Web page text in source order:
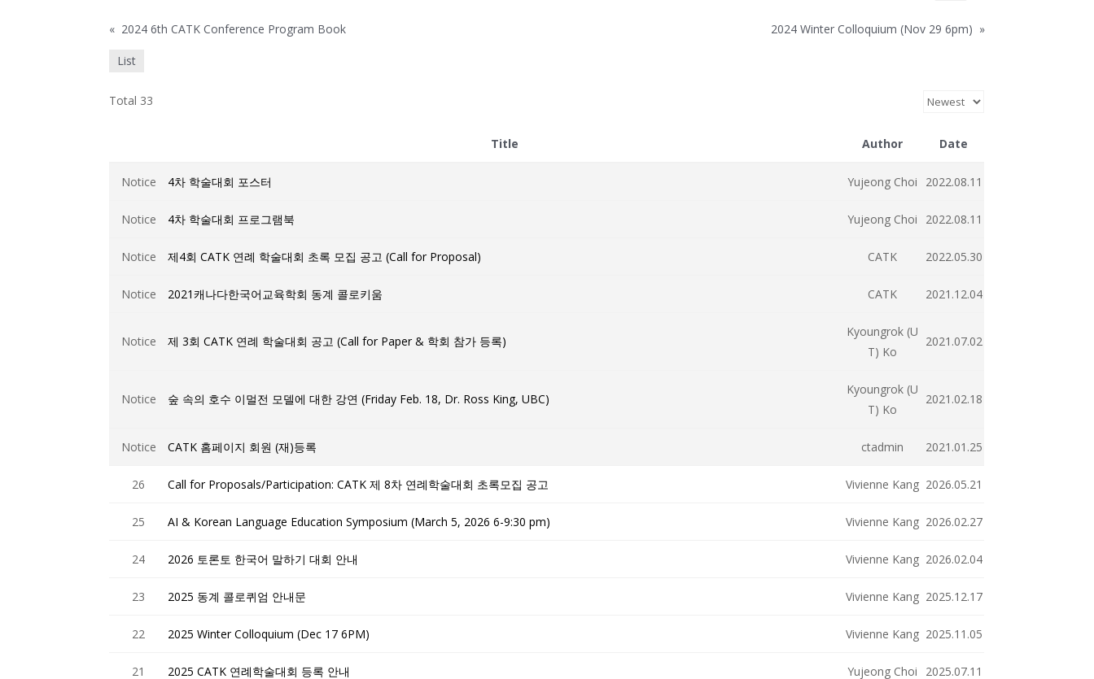
« 2024 6th CATK Conference Program Book 2024 Winter Colloquium (Nov 29 6pm) »
List
Total 33
Title Author Date
Notice 4차 학술대회 포스터 Yujeong Choi 2022.08.11
Notice 4차 학술대회 프로그램북 Yujeong Choi 2022.08.11
Notice 제4회 CATK 연례 학술대회 초록 모집 공고 (Call for Proposal) CATK 2022.05.30
Notice 2021캐나다한국어교육학회 동계 콜로키움 CATK 2021.12.04
Notice 제 3회 CATK 연례 학술대회 공고 (Call for Paper & 학회 참가 등록)
Kyoungrok (U
T) Ko
2021.07.02
Notice 숲 속의 호수 이멀전 모델에 대한 강연 (Friday Feb. 18, Dr. Ross King, UBC)
Kyoungrok (U
T) Ko
2021.02.18
Notice CATK 홈페이지 회원 (재)등록 ctadmin 2021.01.25
26 Call for Proposals/Participation: CATK 제 8차 연례학술대회 초록모집 공고 Vivienne Kang 2026.05.21
25 AI & Korean Language Education Symposium (March 5, 2026 6-9:30 pm) Vivienne Kang 2026.02.27
24 2026 토론토 한국어 말하기 대회 안내 Vivienne Kang 2026.02.04
23 2025 동계 콜로퀴엄 안내문 Vivienne Kang 2025.12.17
22 2025 Winter Colloquium (Dec 17 6PM) Vivienne Kang 2025.11.05
21 2025 CATK 연례학술대회 등록 안내 Yujeong Choi 2025.07.11